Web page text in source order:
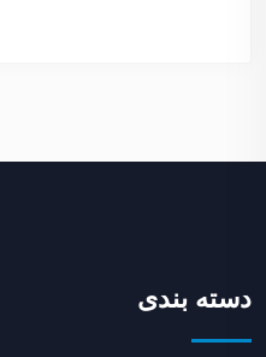
دسته بندی